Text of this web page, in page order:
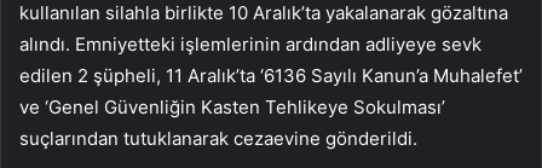
kullanılan silahla birlikte 10 Aralık’ta yakalanarak gözaltına
alındı. Emniyetteki işlemlerinin ardından adliyeye sevk
edilen 2 şüpheli, 11 Aralık’ta ‘6136 Sayılı Kanun’a Muhalefet’
ve ‘Genel Güvenliğin Kasten Tehlikeye Sokulması’
suçlarından tutuklanarak cezaevine gönderildi.